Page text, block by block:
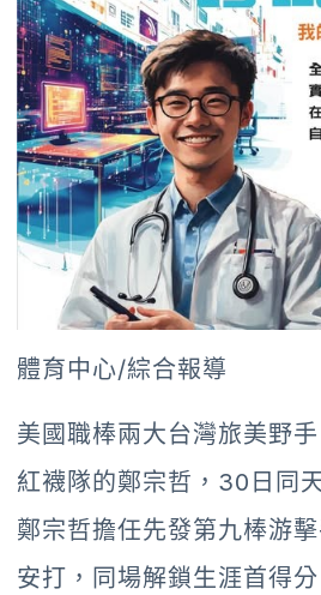
體育中心/綜合報導
美國職棒兩大台灣旅美野
紅襪隊的鄭宗哲，30日同
鄭宗哲擔任先發第九棒游
安打，同場解鎖生涯首得